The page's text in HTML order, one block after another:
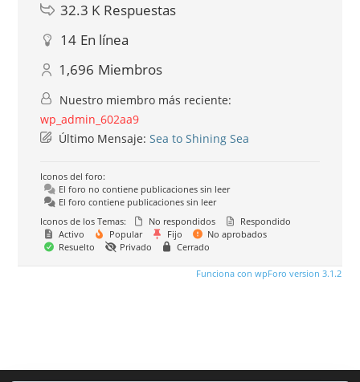
32.3 K Respuestas
14 En línea
1,696 Miembros
Nuestro miembro más reciente:
wp_admin_602aa9
Último Mensaje:Sea to Shining Sea
Iconos del foro:
El foro no contiene publicaciones sin leer
El foro contiene publicaciones sin leer
Iconos de los Temas:
No respondidos
Respondido
Activo
Popular Fijo
No aprobados
Resuelto
Privado Cerrado
Funciona con wpForo version 3.1.2